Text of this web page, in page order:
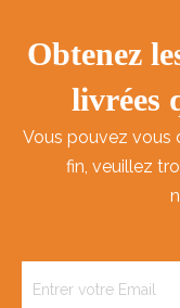
Obtenez
livrées
Vous pouvez vous
fin, veuillez